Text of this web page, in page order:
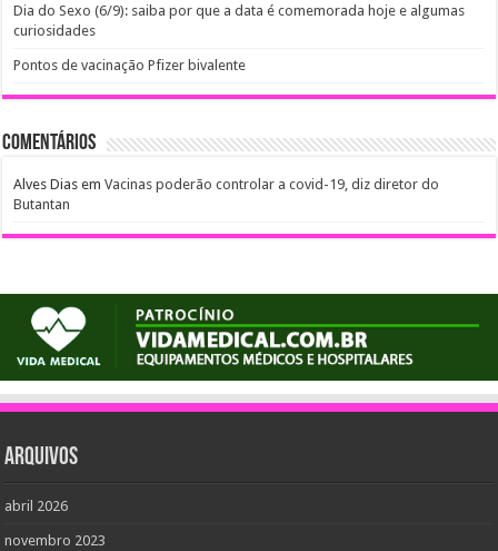
Dia do Sexo (6/9): saiba por que a data é comemorada hoje e algumas
curiosidades
Pontos de vacinação Pfizer bivalente
Comentários
Alves Dias emVacinas poderão controlar a covid-19, diz diretor do
Butantan
Arquivos
abril 2026
novembro 2023